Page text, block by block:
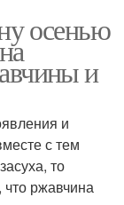
осенью
и
и
с тем
то
ржавчина